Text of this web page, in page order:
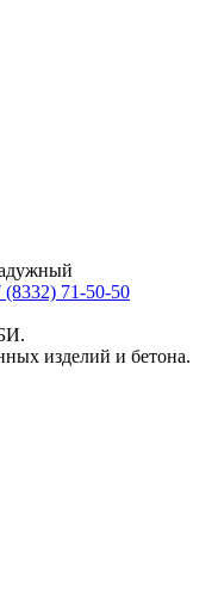
(8332) 71-50-50
изделий и бетона.